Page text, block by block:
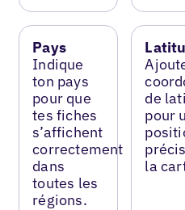
Pays
Indique
ton pays
pour que
tes fiches
s’affichent
correctement
dans
toutes les
régions.
de
pour
la